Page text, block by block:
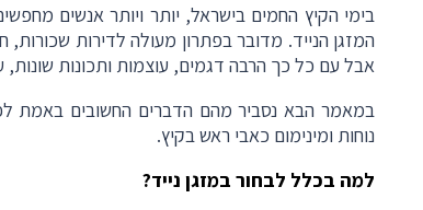
בימי הקיץ החמים בישראל, יותר ויותר אנשים
המזגן הנייד. מדובר בפתרון מעולה לדירות
אבל עם כל כך הרבה דגמים, עוצמות ותכונות שונות,
במאמר הבא נסביר מהם הדברים החשובים באמת
נוחות ומינימום כאבי ראש בקיץ.
למה בכלל לבחור במזגן נייד?